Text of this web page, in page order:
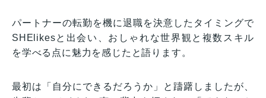
パートナーの転勤を機に退職を決意したタイミングで
SHElikesと出会い、おしゃれな世界観と複数スキル
を学べる点に魅力を感じたと語ります。
最初は「自分にできるだろうか」と躊躇しましたが、